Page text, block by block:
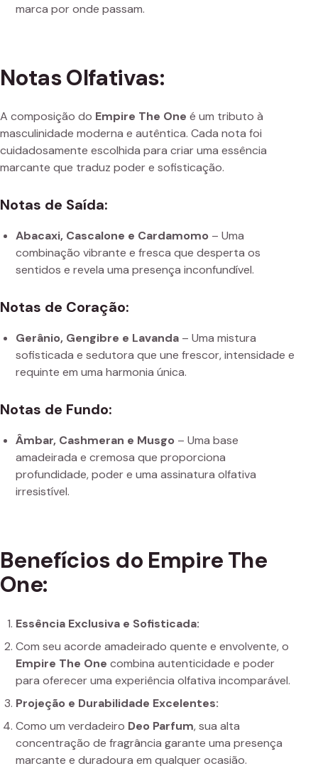
marca por onde passam.
Notas Olfativas:
A composição do Empire The One é um tributo à
masculinidade moderna e autêntica. Cada nota foi
cuidadosamente escolhida para criar uma essência
marcante que traduz poder e sofisticação.
Notas de Saída:
Abacaxi, Cascalone e Cardamomo – Uma
combinação vibrante e fresca que desperta os
sentidos e revela uma presença inconfundível.
Notas de Coração:
Gerânio, Gengibre e Lavanda – Uma mistura
sofisticada e sedutora que une frescor, intensidade e
requinte em uma harmonia única.
Notas de Fundo:
Âmbar, Cashmeran e Musgo – Uma base
amadeirada e cremosa que proporciona
profundidade, poder e uma assinatura olfativa
irresistível.
Benefícios do Empire The
One:
Essência Exclusiva e Sofisticada:
Com seu acorde amadeirado quente e envolvente, o
Empire The One combina autenticidade e poder
para oferecer uma experiência olfativa incomparável.
Projeção e Durabilidade Excelentes:
Como um verdadeiro Deo Parfum, sua alta
concentração de fragrância garante uma presença
marcante e duradoura em qualquer ocasião.